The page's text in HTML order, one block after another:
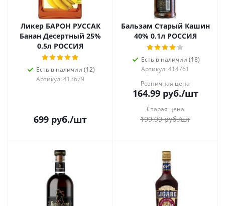
Ликер БАРОН РУССАК
Банан Десертный 25%
0.5л РОССИЯ
Есть в наличии (12)
Артикул: 413679
699 руб./шт
Бальзам Старый Кашин
40% 0.1л РОССИЯ
Есть в наличии (18)
Артикул: 414761
Розничная цена
164.99руб./шт
Старая цена
199.99руб./шт